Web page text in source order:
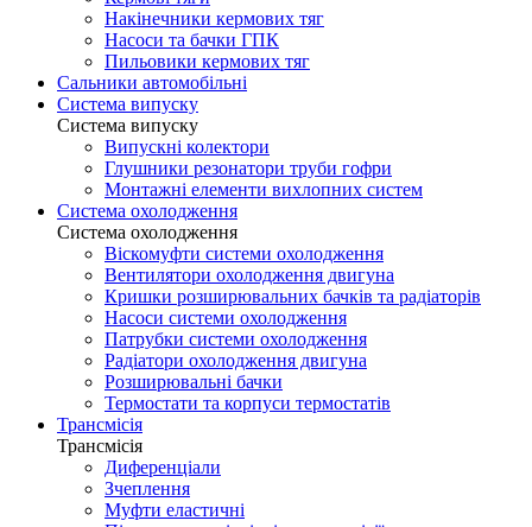
Накінечники кермових тяг
Насоси та бачки ГПК
Пильовики кермових тяг
Сальники автомобільні
Система випуску
Система випуску
Випускні колектори
Глушники резонатори труби гофри
Монтажні елементи вихлопних систем
Система охолодження
Система охолодження
Віскомуфти системи охолодження
Вентилятори охолодження двигуна
Кришки розширювальних бачків та радіаторів
Насоси системи охолодження
Патрубки системи охолодження
Радіатори охолодження двигуна
Розширювальні бачки
Термостати та корпуси термостатів
Трансмісія
Трансмісія
Диференціали
Зчеплення
Муфти еластичні